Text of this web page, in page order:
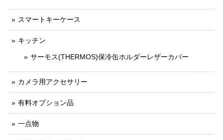
スマートキーケース
キッチン
サーモス(THERMOS)保冷缶ホルダーレザーカバー
カメラ用アクセサリー
有料オプション品
一点物